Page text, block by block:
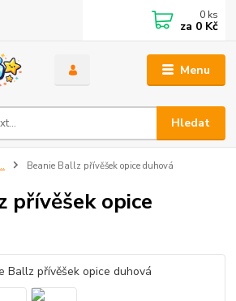
Menu
Hledat
0 ks
za 0 Kč
Beanie Ballz přívěšek opice duhová
přívěšek opice